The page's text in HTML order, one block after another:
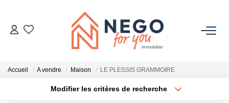
ACHETER
Accueil A vendre Maison LE PLESSIS GRAMMOIRE
Modifier les critères de recherche